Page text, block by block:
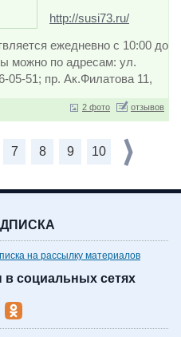
http://susi73.ru/
ежедневно с 10:00 до
можно по адресам: ул.
05-51; пр. Ак.Филатова 11,
2 фото отзывов
7 8 9 10
на рассылку материалов
в социальных сетях